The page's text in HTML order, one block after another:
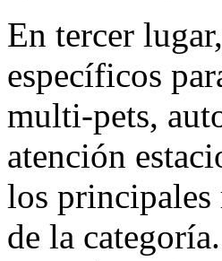
En tercer
específicos
multi-pets,
atención
los principales
de la